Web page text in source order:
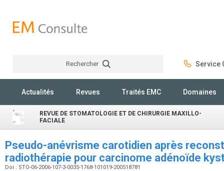
Rechercher Service
Actualités Revues Traités EMC Domaines
REVUE DE STOMATOLOGIE ET DE CHIRURGIE MAXILLO-
FACIALE
Pseudo-anévrisme carotidien après
radiothérapie pour carcinome adénoïde
Doi : STO-06-2006-107-3-0035-1768-101019-200518781